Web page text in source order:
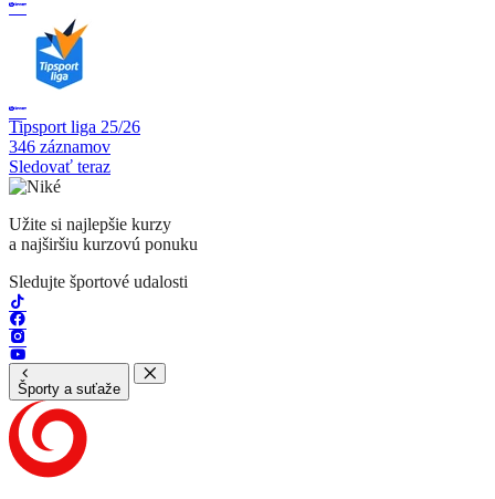
Tipsport liga 25/26
346 záznamov
Sledovať teraz
Užite si najlepšie kurzy
a najširšiu kurzovú ponuku
Sledujte športové udalosti
Športy a suťaže